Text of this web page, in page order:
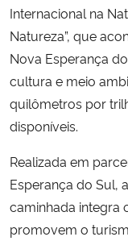
Internacional na
Natureza”, que
Nova Esperança
cultura e meio
quilômetros por
disponíveis.
Realizada em
Esperança do Sul,
caminhada integra
promovem o